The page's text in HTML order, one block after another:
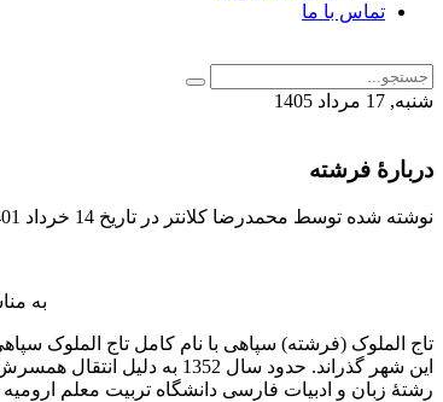
تماس با ما
شنبه, 17 مرداد 1405
دربارۀ فرشته
نوشته شده توسط محمدرضا کلانتر در تاریخ 14 خرداد 1401
به مناسبت سالروز تولد
رشتۀ زبان و ادبیات فارسی دانشگاه تربیت معلم